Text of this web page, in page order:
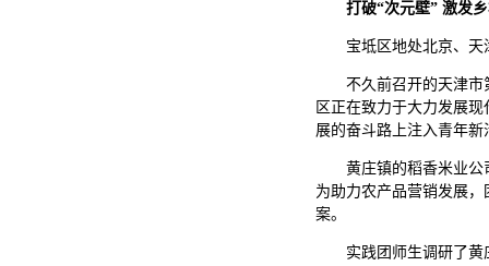
打破“次元壁” 激发
宝坻区地处北京、
不久前召开的天津市
区正在致力于大力发展
展的奋斗路上注入青年
黄庄镇的稻香米业
为助力农产品营销发展
案。
实践团师生调研了